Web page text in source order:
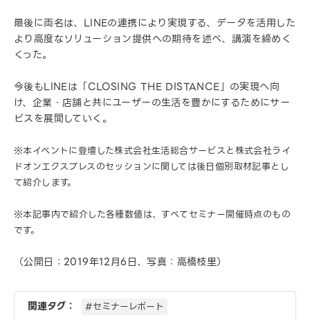
最後に両名は、LINEの連携により実現する、データを活用した
より高度なソリューション提供への期待を述べ、講演を締めく
くった。
今後もLINEは「CLOSING THE DISTANCE」の実現へ向
け、企業・店舗と共にユーザーの生活を豊かにするためにサー
ビスを展開していく。
※本イベントに登壇した株式会社生活総合サービスと株式会社ライ
ドオンエクスプレスのセッションに関しては後日個別取材記事とし
て紹介します。
※本記事内で紹介した各種数値は、すべてセミナー開催時点のもの
です。
（公開日：2019年12月6日、写真：高橋枝里）
関連タグ： #セミナーレポート